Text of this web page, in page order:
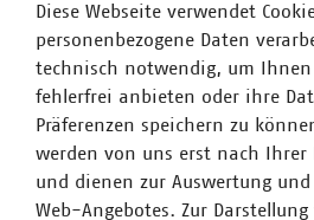
Ausführungen die Bedeutung der
Abfallvermeidung. Diese
gemeinsam mit lokalen und
weiterzuentwickeln und
weiter aus, dass der Schutz von
der größten Herausforderungen
Diese Webseite verwendet
personenbezogene Daten
technisch notwendig, um Ihnen
fehlerfrei anbieten oder ihre
Präferenzen speichern zu
werden von uns erst nach Ihrer
und dienen zur Auswertung
Web-Angebotes. Zur